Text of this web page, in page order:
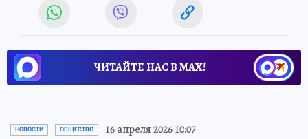
ЧИТАЙТЕ НАС В МАХ!
НОВОСТИ ОБЩЕСТВО 16 апреля 2026 10:07